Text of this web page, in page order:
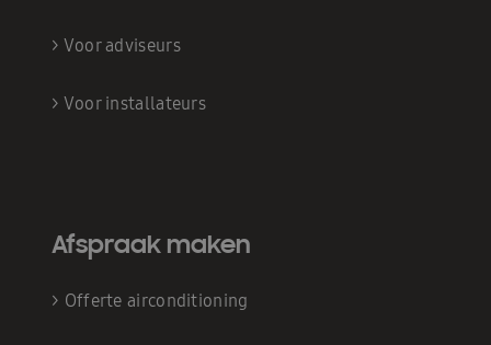
> Voor adviseurs
> Voor installateurs
Afspraak maken
> Offerte airconditioning